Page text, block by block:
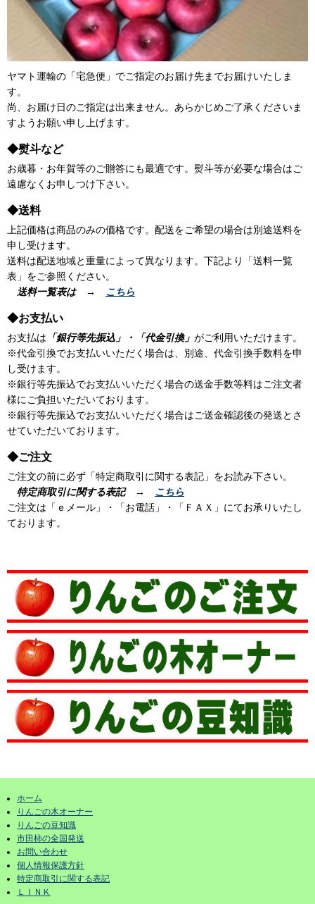
ヤマト運輸の「宅急便」でご指定のお届け先までお届けいたしま
す。
尚、お届け日のご指定は出来ません。あらかじめご了承くださいま
すようお願い申し上げます。
◆熨斗など
お歳暮・お年賀等のご贈答にも最適です。熨斗等が必要な場合はご
遠慮なくお申しつけ下さい。
◆送料
上記価格は商品のみの価格です。配送をご希望の場合は別途送料を
申し受けます。
送料は配送地域と重量によって異なります。下記より「送料一覧
表」をご参照ください。
送料一覧表は →
こちら
◆お支払い
お支払は 「銀行等先振込」・「代金引換」 がご利用いただけます。
※代金引換でお支払いいただく場合は、別途、代金引換手数料を申
し受けます。
※銀行等先振込でお支払いいただく場合の送金手数等料はご注文者
様にご負担いただいております。
※銀行等先振込でお支払いいただく場合はご送金確認後の発送とさ
せていただいております。
◆ご注文
ご注文の前に必ず「特定商取引に関する表記」をお読み下さい。
特定商取引に関する表記 →
こちら
ご注文は「ｅメール」・「お電話」・「ＦＡＸ」にてお承りいたし
ております。
ホーム
りんごの木オーナー
りんごの豆知識
市田柿の全国発送
お問い合わせ
個人情報保護方針
特定商取引に関する表記
ＬＩＮＫ